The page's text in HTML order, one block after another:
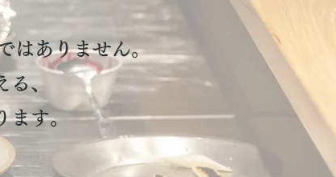
はありません。
る、
ます。